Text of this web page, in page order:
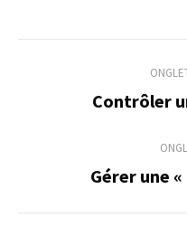
Contrôler
Gérer une